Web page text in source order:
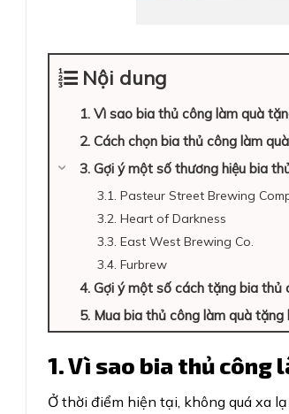
Nội dung
1. Vì sao bia thủ công làm quà
2. Cách chọn bia thủ công làm
3. Gợi ý một số thương hiệu bia
3.1. Pasteur Street Brewing
3.2. Heart of Darkness
3.3. East West Brewing Co.
3.4. Furbrew
4. Gợi ý một số cách tặng bia thủ
5. Mua bia thủ công làm quà tặng
1. Vì sao bia thủ công
Ở thời điểm hiện tại, không quá xa